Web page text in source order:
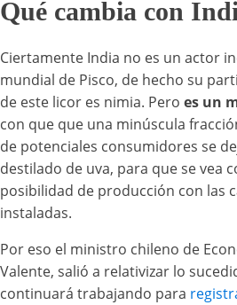
Qué cambia con
Ciertamente India no es un actor
mundial de Pisco, de hecho su
de este licor es nimia. Pero es un
con que que una minúscula
de potenciales consumidores se
destilado de uva, para que se vea
posibilidad de producción con las
instaladas.
Por eso el ministro chileno de
Valente, salió a relativizar lo
continuará trabajando para